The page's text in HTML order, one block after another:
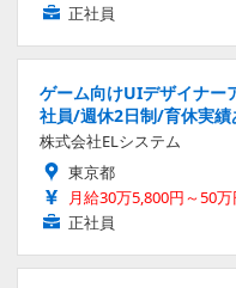
正社員
ゲーム向けUIデザイナー
社員/週休2日制/育休実績
株式会社ELシステム
東京都
月給30万5,800円～50万
正社員